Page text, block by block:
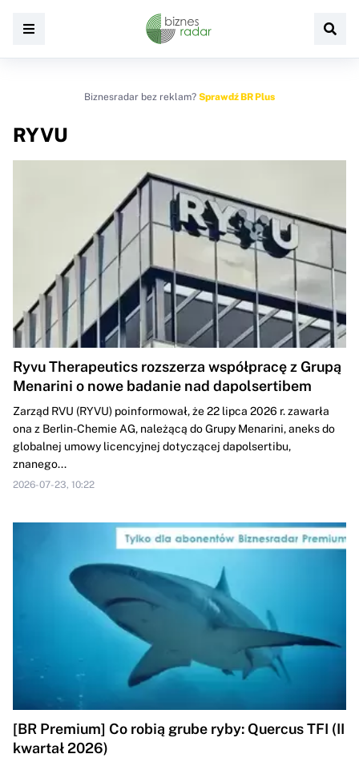
Biznesradar bez reklam? Sprawdź BR Plus
RYVU
Ryvu Therapeutics rozszerza współpracę z Grupą
Menarini o nowe badanie nad dapolsertibem
Zarząd RVU (RYVU) poinformował, że 22 lipca 2026 r. zawarła
ona z Berlin-Chemie AG, należącą do Grupy Menarini, aneks do
globalnej umowy licencyjnej dotyczącej dapolsertibu,
znanego...
2026-07-23, 10:22
[BR Premium] Co robią grube ryby: Quercus TFI (II
kwartał 2026)